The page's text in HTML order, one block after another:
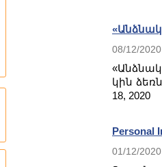
08/12/2020
կին
18, 2020
Personal
01/12/2020